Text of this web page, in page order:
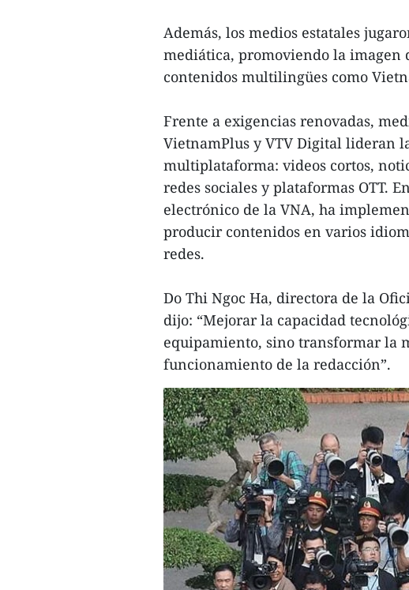
Además, los medios estatales
mediática, promoviendo la imagen
contenidos multilingües como
Frente a exigencias renovadas,
VietnamPlus y VTV Digital lideran
multiplataforma: videos cortos,
redes sociales y plataformas OTT.
electrónico de la VNA, ha
producir contenidos en varios
redes.
Do Thi Ngoc Ha, directora de la
dijo: “Mejorar la capacidad
equipamiento, sino transformar la
funcionamiento de la redacción”.